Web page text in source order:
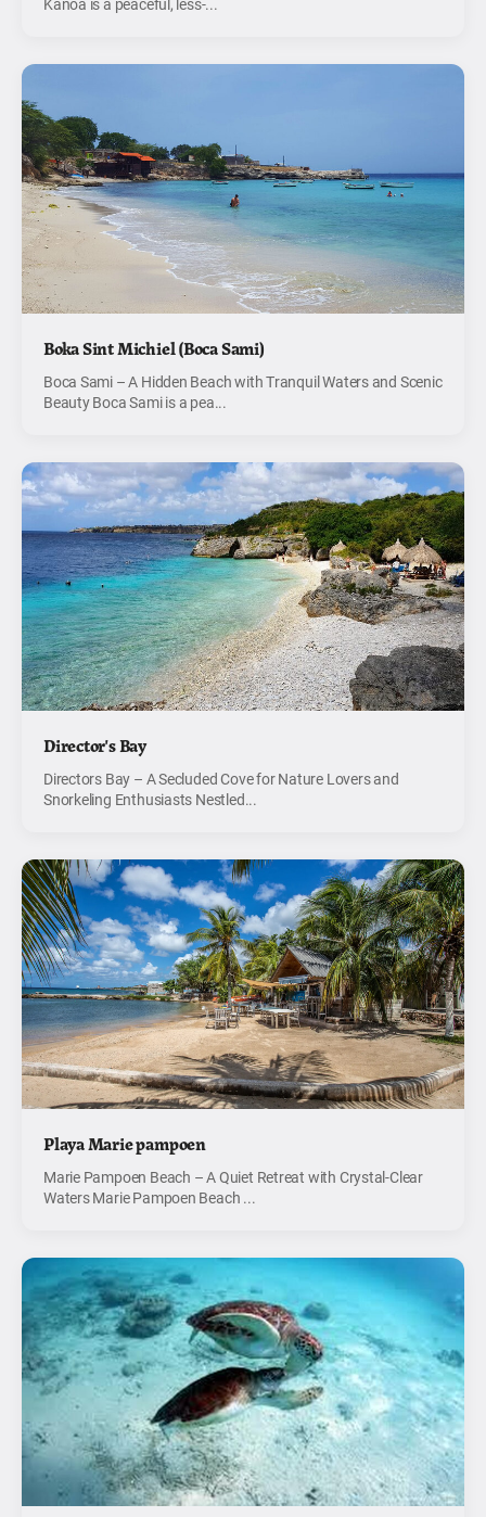
Kanoa is a peaceful, less-...
Boka Sint Michiel (Boca Sami)
Boca Sami – A Hidden Beach with Tranquil Waters and Scenic
Beauty Boca Sami is a pea...
Director's Bay
Directors Bay – A Secluded Cove for Nature Lovers and
Snorkeling Enthusiasts Nestled...
Playa Marie pampoen
Marie Pampoen Beach – A Quiet Retreat with Crystal-Clear
Waters Marie Pampoen Beach ...